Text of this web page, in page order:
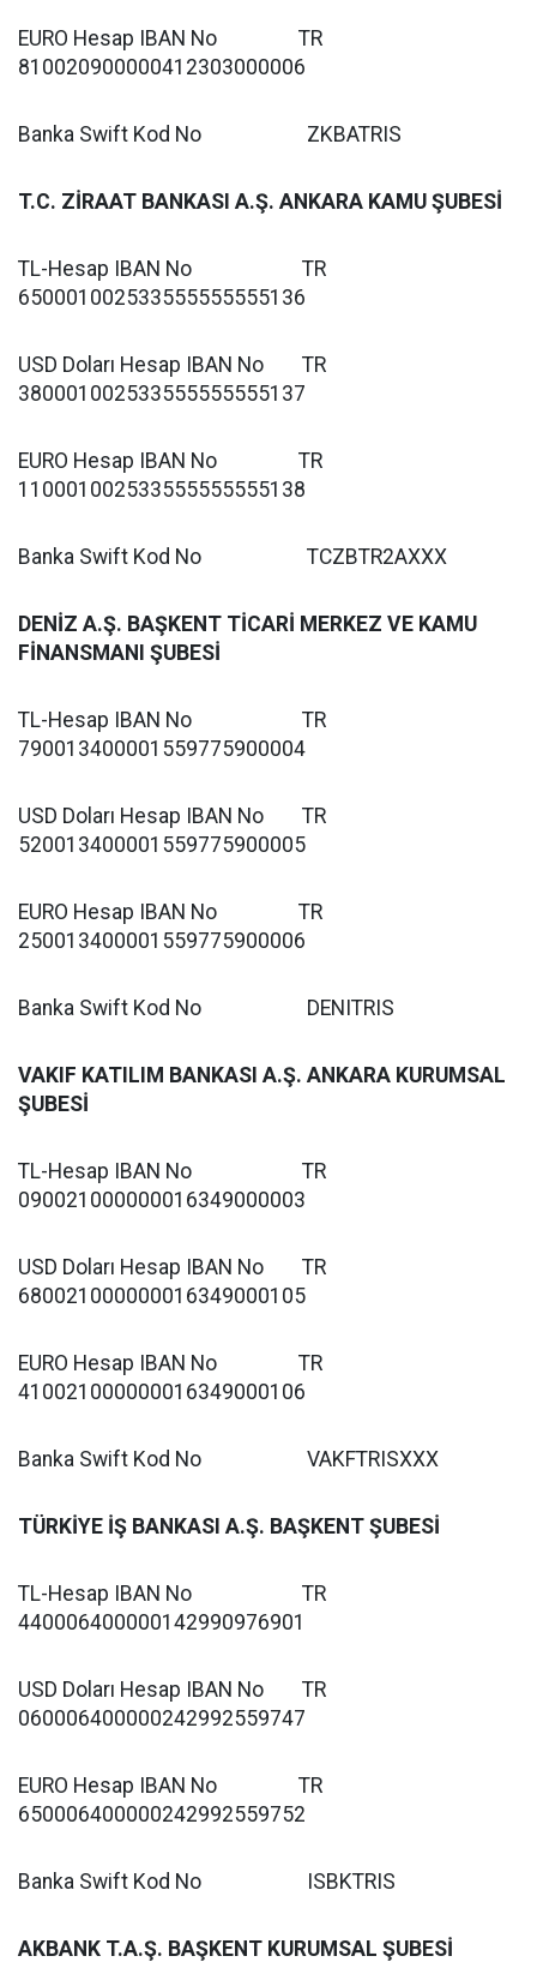
EURO Hesap IBAN No TR
810020900000412303000006
Banka Swift Kod No ZKBATRIS
T.C. ZİRAAT BANKASI A.Ş. ANKARA KAMU ŞUBESİ
TL-Hesap IBAN No TR
650001002533555555555136
USD Doları Hesap IBAN No TR
380001002533555555555137
EURO Hesap IBAN No TR
110001002533555555555138
Banka Swift Kod No TCZBTR2AXXX
DENİZ A.Ş. BAŞKENT TİCARİ MERKEZ VE KAMU
FİNANSMANI ŞUBESİ
TL-Hesap IBAN No TR
790013400001559775900004
USD Doları Hesap IBAN No TR
520013400001559775900005
EURO Hesap IBAN No TR
250013400001559775900006
Banka Swift Kod No DENITRIS
VAKIF KATILIM BANKASI A.Ş. ANKARA KURUMSAL
ŞUBESİ
TL-Hesap IBAN No TR
090021000000016349000003
USD Doları Hesap IBAN No TR
680021000000016349000105
EURO Hesap IBAN No TR
410021000000016349000106
Banka Swift Kod No VAKFTRISXXX
TÜRKİYE İŞ BANKASI A.Ş. BAŞKENT ŞUBESİ
TL-Hesap IBAN No TR
440006400000142990976901
USD Doları Hesap IBAN No TR
060006400000242992559747
EURO Hesap IBAN No TR
650006400000242992559752
Banka Swift Kod No ISBKTRIS
AKBANK T.A.Ş. BAŞKENT KURUMSAL ŞUBESİ